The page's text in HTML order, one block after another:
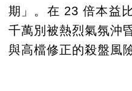
期」。在 23 倍本益
千萬別被熱烈氣氛沖
與高檔修正的殺盤風